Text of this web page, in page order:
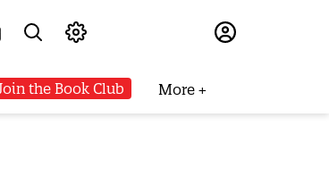
the Book Club More